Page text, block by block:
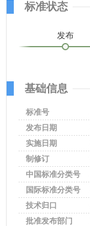
标准状态
发布
基础信息
标准号
发布日期
实施日期
制修订
中国标准分类号
国际标准分类号
技术归口
批准发布部门